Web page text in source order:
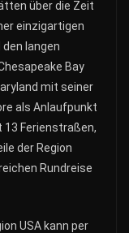
über die Zeit
einzigartigen
langen
Bay
mit seiner
als Anlaufpunkt
Ferienstraßen,
der Region
Rundreise
USA kann per